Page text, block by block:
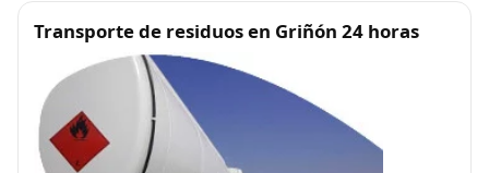
Transporte de residuos en Griñón 24 horas